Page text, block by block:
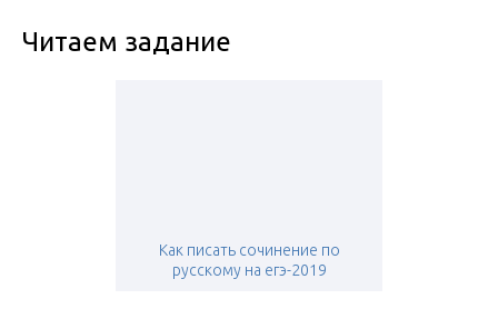
Читаем задание
Как писать сочинение по
русскому на егэ-2019